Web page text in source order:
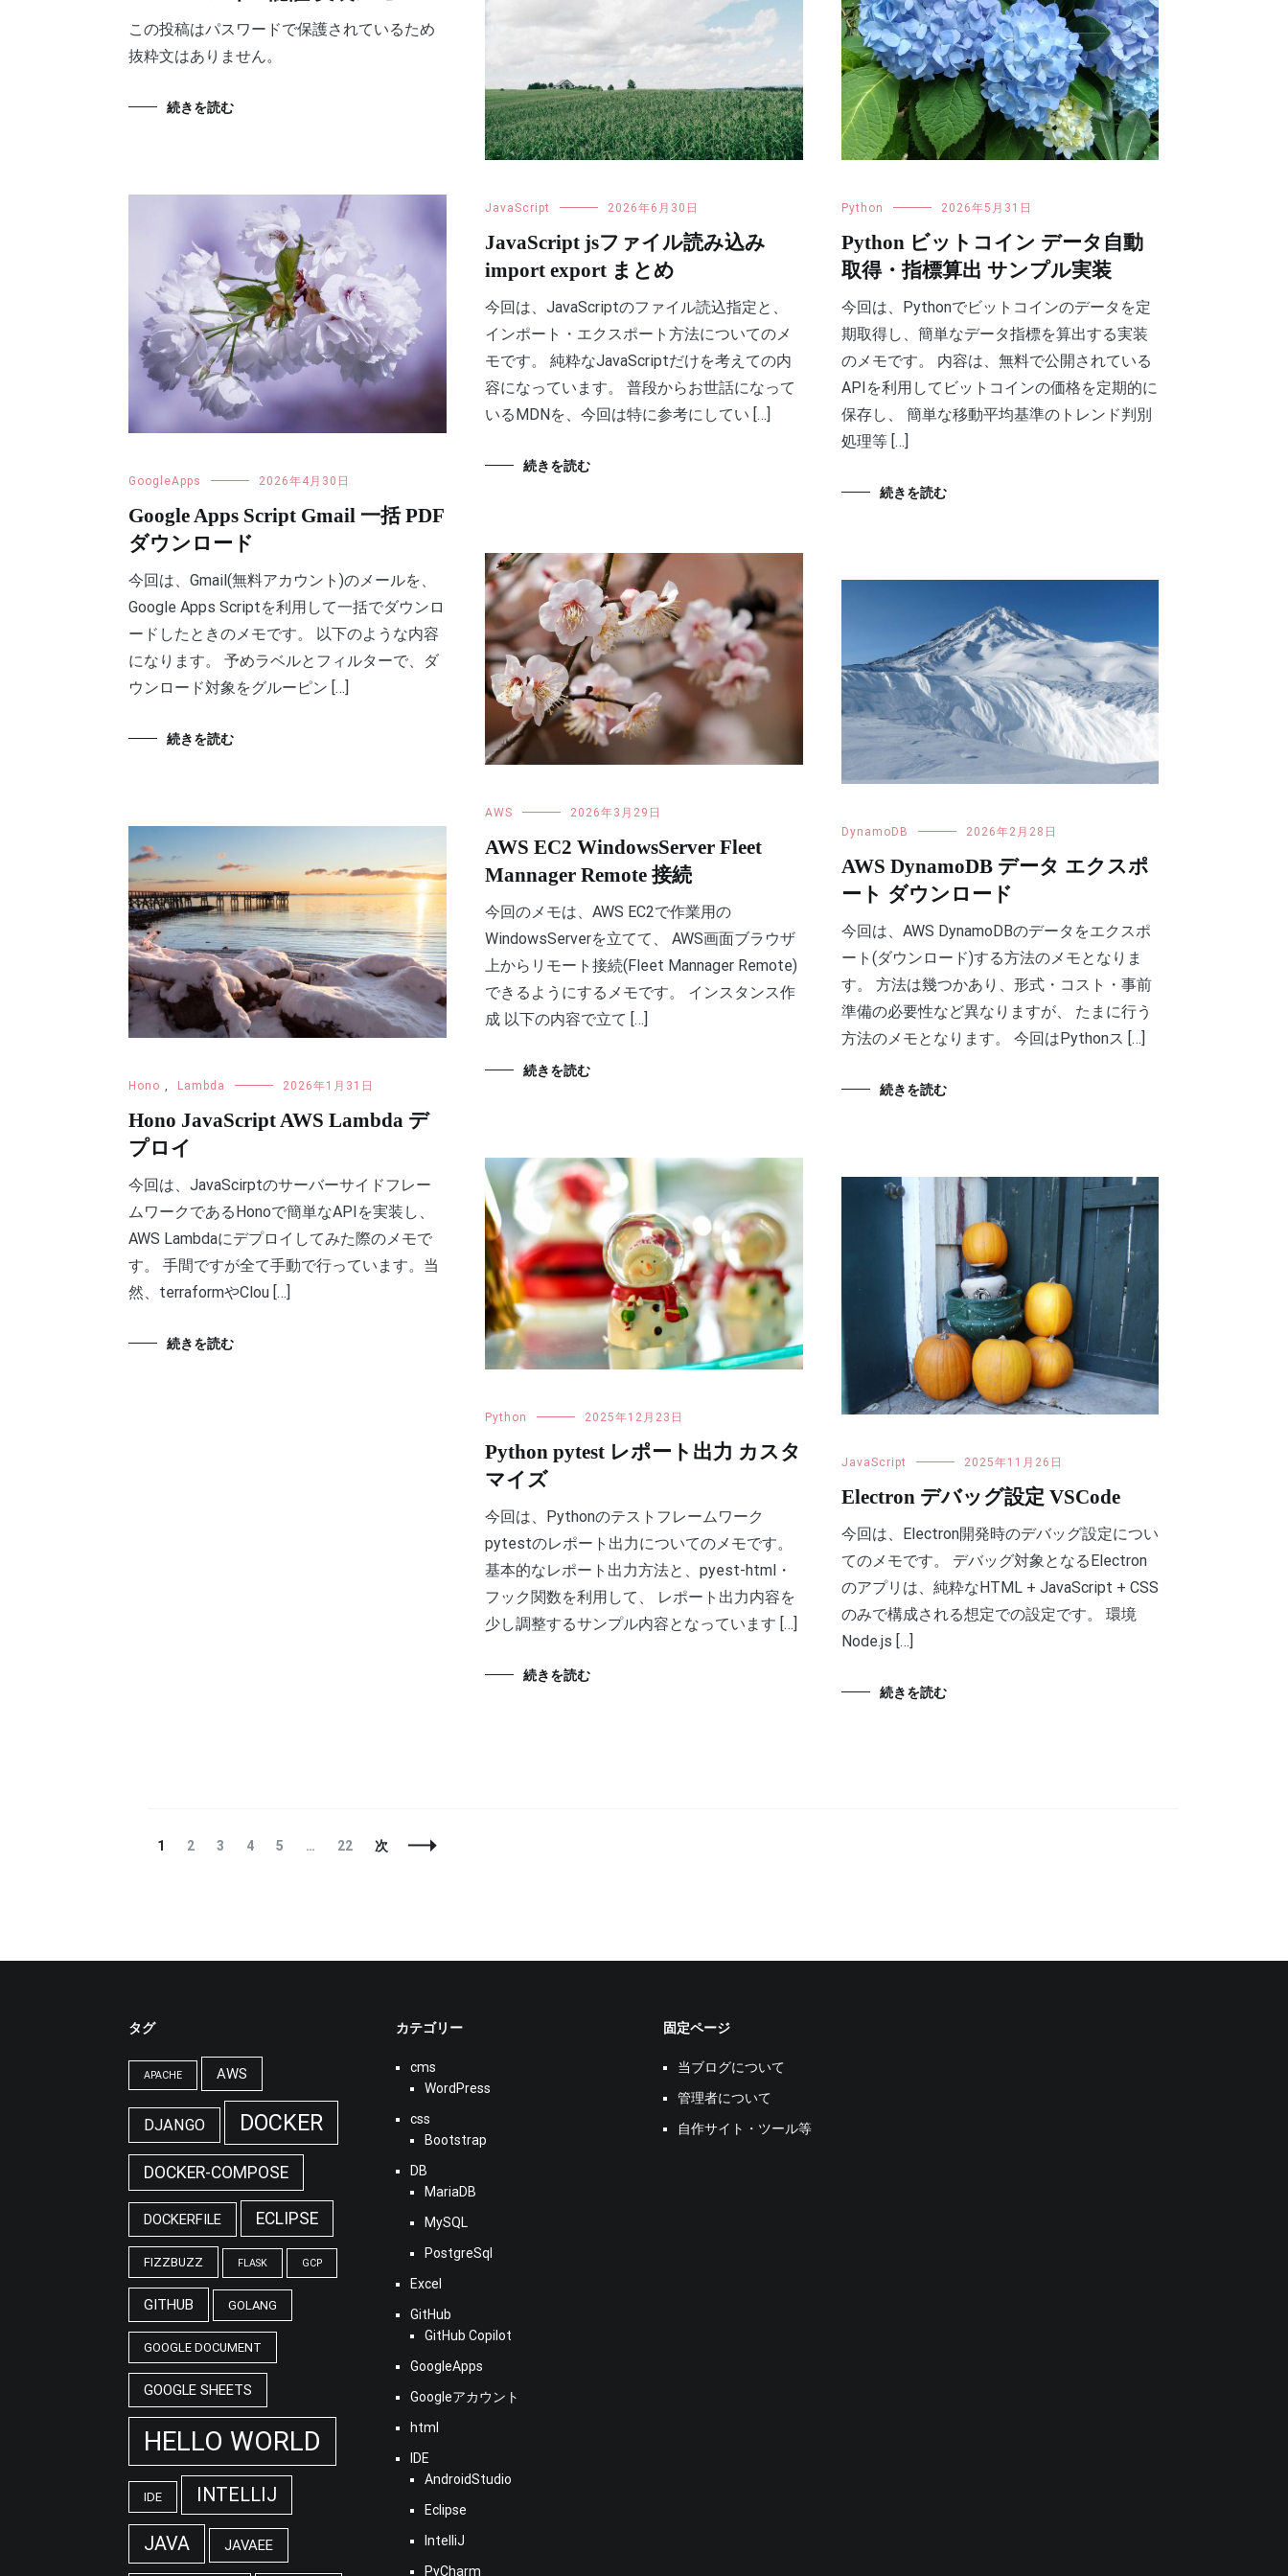
この投稿はパスワードで保護されているため
抜粋文はありません。
続きを読む
JavaScript 2026年6月30日
JavaScript jsファイル読み込み
import export まとめ
今回は、JavaScriptのファイル読込指定と、
インポート・エクスポート方法についてのメ
モです。 純粋なJavaScriptだけを考えての内
容になっています。 普段からお世話になって
いるMDNを、今回は特に参考にしてい […]
続きを読む
Python 2026年5月31日
Python ビットコイン データ自動
取得・指標算出 サンプル実装
今回は、Pythonでビットコインのデータを定
期取得し、簡単なデータ指標を算出する実装
のメモです。 内容は、無料で公開されている
APIを利用してビットコインの価格を定期的に
保存し、 簡単な移動平均基準のトレンド判別
処理等 […]
続きを読む
GoogleApps 2026年4月30日
Google Apps Script Gmail 一括 PDF
ダウンロード
今回は、Gmail(無料アカウント)のメールを、
Google Apps Scriptを利用して一括でダウンロ
ードしたときのメモです。 以下のような内容
になります。 予めラベルとフィルターで、ダ
ウンロード対象をグルーピン […]
続きを読む
AWS 2026年3月29日
AWS EC2 WindowsServer Fleet
Mannager Remote 接続
今回のメモは、AWS EC2で作業用の
WindowsServerを立てて、 AWS画面ブラウザ
上からリモート接続(Fleet Mannager Remote)
できるようにするメモです。 インスタンス作
成 以下の内容で立て […]
続きを読む
DynamoDB 2026年2月28日
AWS DynamoDB データ エクスポ
ート ダウンロード
今回は、AWS DynamoDBのデータをエクスポ
ート(ダウンロード)する方法のメモとなりま
す。 方法は幾つかあり、形式・コスト・事前
準備の必要性など異なりますが、 たまに行う
方法のメモとなります。 今回はPythonス […]
続きを読む
Hono , Lambda 2026年1月31日
Hono JavaScript AWS Lambda デ
プロイ
今回は、JavaScirptのサーバーサイドフレー
ムワークであるHonoで簡単なAPIを実装し、
AWS Lambdaにデプロイしてみた際のメモで
す。 手間ですが全て手動で行っています。当
然、terraformやClou […]
続きを読む
Python 2025年12月23日
Python pytest レポート出力 カスタ
マイズ
今回は、Pythonのテストフレームワーク
pytestのレポート出力についてのメモです。
基本的なレポート出力方法と、pyest-html・
フック関数を利用して、 レポート出力内容を
少し調整するサンプル内容となっています […]
続きを読む
JavaScript 2025年11月26日
Electron デバッグ設定 VSCode
今回は、Electron開発時のデバッグ設定につい
てのメモです。 デバッグ対象となるElectron
のアプリは、純粋なHTML + JavaScript + CSS
のみで構成される想定での設定です。 環境
Node.js […]
続きを読む
投
ョ
固
1
固
2
固
3
固
4
固
5 …
固
22 次
タグ
APACHE AWS
DJANGO DOCKER
DOCKER-COMPOSE
DOCKERFILE ECLIPSE
FIZZBUZZ FLASK GCP
GITHUB GOLANG
GOOGLE DOCUMENT
GOOGLE SHEETS
HELLO WORLD
IDE INTELLIJ
JAVA JAVAEE
カテゴリー
cms
WordPress
css
Bootstrap
DB
MariaDB
MySQL
PostgreSql
Excel
GitHub
GitHub Copilot
GoogleApps
Googleアカウント
html
IDE
AndroidStudio
Eclipse
IntelliJ
PyCharm
固定ページ
当ブログについて
管理者について
自作サイト・ツール等